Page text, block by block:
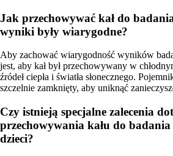
Jak przechowywać kał do
wyniki były wiarygodne?
Aby zachować wiarygodność wyników
jest, aby kał był przechowywany w
źródeł ciepła i światła słonecznego.
szczelnie zamknięty, aby uniknąć
Czy istnieją specjalne zalecenia
przechowywania kału do
dzieci?